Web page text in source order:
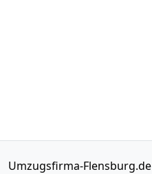
Umzugsfirma-Flensburg.de